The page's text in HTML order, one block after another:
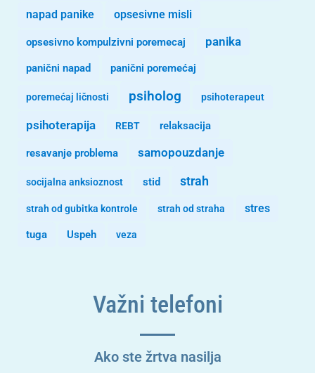
napad panike opsesivne misli
opsesivno kompulzivni poremecaj panika
panični napad panični poremećaj
poremećaj ličnosti psiholog psihoterapeut
psihoterapija REBT relaksacija
resavanje problema samopouzdanje
socijalna anksioznost stid strah
strah od gubitka kontrole strah od straha stres
tuga Uspeh veza
Važni telefoni
Ako ste žrtva nasilja